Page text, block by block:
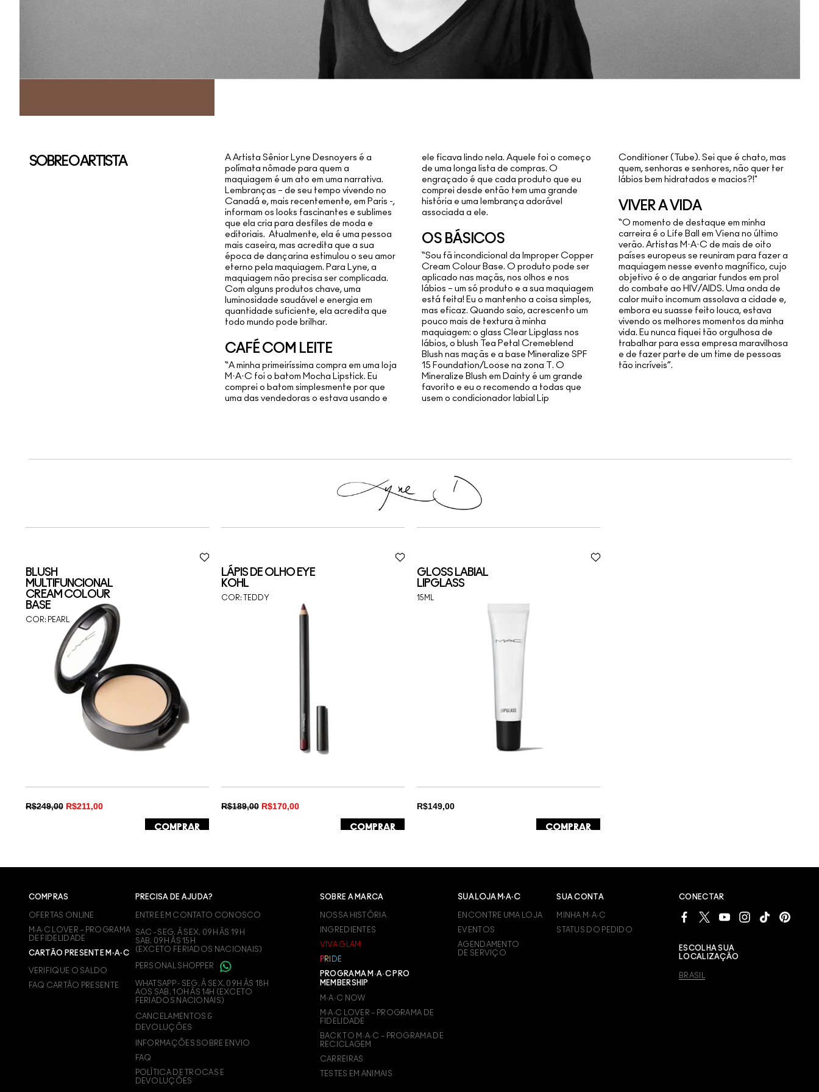
SOBRE O ARTISTA
A Artista Sênior Lyne Desnoyers é a
polímata nômade para quem a
maquiagem é um ato em uma narrativa.
Lembranças – de seu tempo vivendo no
Canadá e, mais recentemente, em Paris -,
informam os looks fascinantes e sublimes
que ela cria para desfiles de moda e
editoriais. Atualmente, ela é uma pessoa
mais caseira, mas acredita que a sua
época de dançarina estimulou o seu amor
eterno pela maquiagem. Para Lyne, a
maquiagem não precisa ser complicada.
Com alguns produtos chave, uma
luminosidade saudável e energia em
quantidade suficiente, ela acredita que
todo mundo pode brilhar.
CAFÉ COM LEITE
“A minha primeiríssima compra em uma loja
M·A·C foi o batom Mocha Lipstick. Eu
comprei o batom simplesmente por que
uma das vendedoras o estava usando e
ele ficava lindo nela. Aquele foi o começo
de uma longa lista de compras. O
engraçado é que cada produto que eu
comprei desde então tem uma grande
história e uma lembrança adorável
associada a ele.
OS BÁSICOS
“Sou fã incondicional da Improper Copper
Cream Colour Base. O produto pode ser
aplicado nas maçãs, nos olhos e nos
lábios – um só produto e a sua maquiagem
está feita! Eu o mantenho a coisa simples,
mas eficaz. Quando saio, acrescento um
pouco mais de textura à minha
maquiagem: o glass Clear Lipglass nos
lábios, o blush Tea Petal Cremeblend
Blush nas maçãs e a base Mineralize SPF
15 Foundation/Loose na zona T. O
Mineralize Blush em Dainty é um grande
favorito e eu o recomendo a todas que
usem o condicionador labial Lip
Conditioner (Tube). Sei que é chato, mas
quem, senhoras e senhores, não quer ter
lábios bem hidratados e macios?!"
VIVER A VIDA
“O momento de destaque em minha
carreira é o Life Ball em Viena no último
verão. Artistas M·A·C de mais de oito
países europeus se reuniram para fazer a
maquiagem nesse evento magnífico, cujo
objetivo é o de angariar fundos em prol
do combate ao HIV/AIDS. Uma onda de
calor muito incomum assolava a cidade e,
embora eu suasse feito louca, estava
vivendo os melhores momentos da minha
vida. Eu nunca fiquei tão orgulhosa de
trabalhar para essa empresa maravilhosa
e de fazer parte de um time de pessoas
tão incríveis”.
BLUSH
MULTIFUNCIONAL
CREAM COLOUR
BASE
COR: PEARL
R$249,00 R$211,00
COMPRAR
LÁPIS DE OLHO EYE
KOHL
COR: TEDDY
R$189,00 R$170,00
COMPRAR
GLOSS LABIAL
LIPGLASS
15ML
R$149,00
COMPRAR
COMPRAS
OFERTAS ONLINE
M∙A∙C LOVER – PROGRAMA
DE FIDELIDADE
CARTÃO PRESENTE M·A·C
VERIFIQUE O SALDO
FAQ CARTÃO PRESENTE
PRECISA DE AJUDA?
ENTRE EM CONTATO CONOSCO
SAC - SEG. À SEX. 09H ÀS 19H
SAB. 09H ÀS 15H
(EXCETO FERIADOS NACIONAIS)
PERSONAL SHOPPER
WHATSAPP - SEG. À SEX. 09H ÀS 18H
AOS SAB. 1OH ÀS 14H (EXCETO
FERIADOS NACIONAIS)
CANCELAMENTOS &
DEVOLUÇÕES
INFORMAÇÕES SOBRE ENVIO
FAQ
POLÍTICA DE TROCAS E
DEVOLUÇÕES
SOBRE A MARCA
NOSSA HISTÓRIA
INGREDIENTES
VIVA GLAM
PR D E
PROGRAMA M·A·C PRO
MEMBERSHIP
M·A·C NOW
M∙A∙C LOVER – PROGRAMA DE
FIDELIDADE
BACK TO M·A·C – PROGRAMA DE
RECICLAGEM
CARREIRAS
TESTES EM ANIMAIS
SUA LOJA M·A·C
ENCONTRE UMA LOJA
EVENTOS
AGENDAMENTO
DE SERVIÇO
SUA CONTA
MINHA M·A·C
STATUS DO PEDIDO
CONECTAR
ESCOLHA SUA
LOCALIZAÇÃO
BRASIL